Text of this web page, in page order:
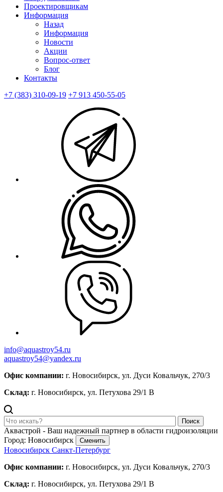
Проектировщикам
Информация
Назад
Информация
Новости
Акции
Вопрос-ответ
Блог
Контакты
+7 (383) 310-09-19 +7 913 450-55-05
info@aquastroy54.ru
aquastroy54@yandex.ru
Офис компании: г. Новосибирск, ул. Дуси Ковальчук, 270/3
Склад: г. Новосибирск, ул. Петухова 29/1 В
Поиск
Аквастрой - Ваш надежный партнер в области гидроизоляции
Город: Новосибирск
Сменить
Новосибирск Санкт-Петербург
Офис компании: г. Новосибирск, ул. Дуси Ковальчук, 270/3
Склад: г. Новосибирск, ул. Петухова 29/1 В